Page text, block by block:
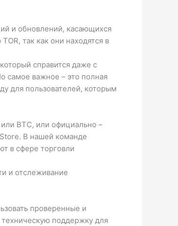
и обновлений, касающихся
так как они находятся в
справится даже с
самое важное – это полная
для пользователей, которым
BTC, или официально –
В нашей команде
в сфере торговли
и отслеживание
проверенные и
поддержку для